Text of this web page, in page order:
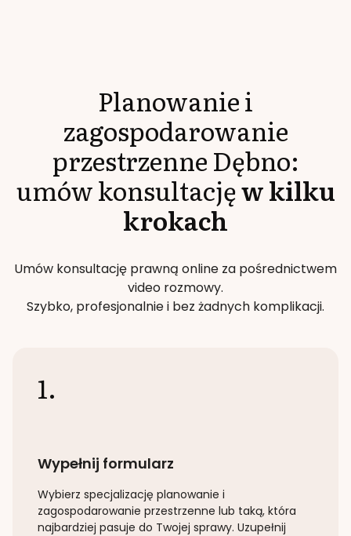
Planowanie i
zagospodarowanie
przestrzenneDębno:
umów konsultacjęw kilku
krokach
Umów konsultację prawną online za pośrednictwem
video rozmowy.
Szybko, profesjonalnie i bez żadnych komplikacji.
1.
Wypełnij formularz
Wybierz specjalizację planowanie i
zagospodarowanie przestrzenne lub taką, która
najbardziej pasuje do Twojej sprawy. Uzupełnij